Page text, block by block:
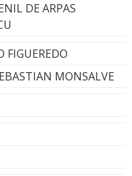
DE ARPAS
MONSALVE